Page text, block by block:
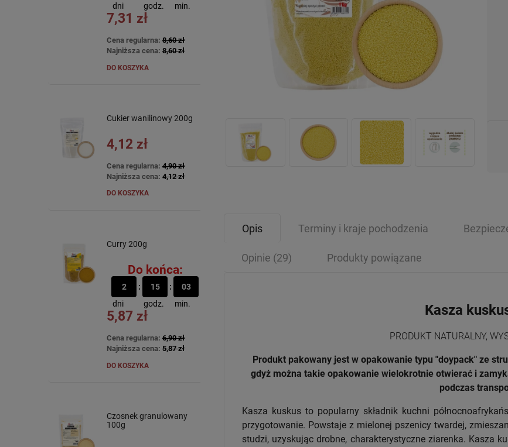
dni
godz.
min.
7,31 zł
Cena regularna: 8,60 zł
Najniższa cena: 8,60 zł
DO KOSZYKA
Cukier wanilinowy 200g
4,12 zł
Cena regularna: 4,90 zł
Najniższa cena: 4,12 zł
DO KOSZYKA
Curry 200g
Do końca:
2
dni
15
godz.
03
min.
5,87 zł
Cena regularna: 6,90 zł
Najniższa cena: 5,87 zł
DO KOSZYKA
Czosnek granulowany
100g
Opis Terminy i kraje pochodzenia
Opinie (29) Produkty powiązane
Kasza
PRODUKT NATURALNY,
Produkt pakowany jest w opakowanie typu "doypack" ze
gdyż można takie opakowanie wielokrotnie otwierać i
podczas
Kasza kuskus to popularny składnik kuchni
przygotowanie. Powstaje z mielonej pszenicy twardej,
studzi, uzyskując drobne, charakterystyczne ziarenka. Kasza